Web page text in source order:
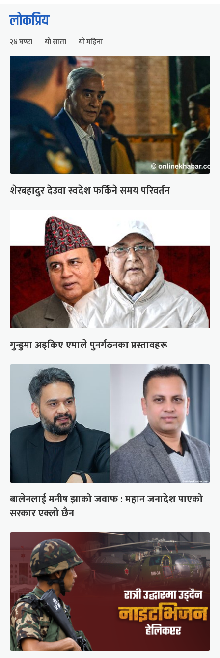
लोकप्रिय
२४ घण्टा यो साता यो महिना
शेरबहादुर देउवा स्वदेश फर्किने समय परिवर्तन
गुन्डुमा अड्किए एमाले पुनर्गठनका प्रस्तावहरू
बालेनलाई मनीष झाको जवाफ : महान जनादेश पाएको
सरकार एक्लो छैन